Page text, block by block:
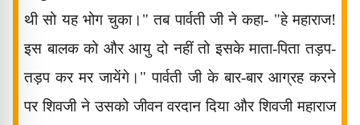
थी सो यह भोग चुका।" तब पार्वती जी ने कहा- "हे महाराज!
इस बालक को और आयु दो नहीं तो इसके माता-पिता तड़प-
तड़प कर मर जायेंगे।" पार्वती जी के बार-बार आग्रह करने
पर शिवजी ने उसको जीवन वरदान दिया और शिवजी महाराज